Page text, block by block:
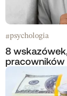
#psychologia
8
pracowników